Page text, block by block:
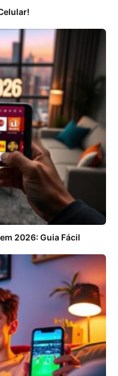
2026: Guia Fácil